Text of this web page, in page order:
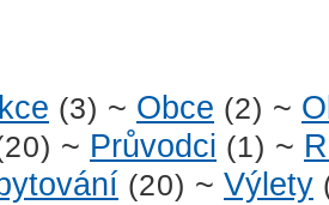
(3) ~ Obce (2) ~
~ Průvodci (1) ~
(20) ~ Výlety